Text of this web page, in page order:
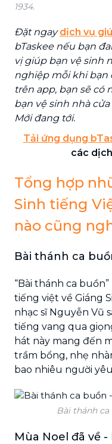
1934.
Đặt ngaydịch vụ
bTaskee nếu bạn
vị giúp bạn vệ sinh
nghiệp mỗi khi bạn
trên app, bạn sẽ có
bạn vệ sinh nhà
Mới đang tới.
Tải ứng dụng
các
Tổng hợp
Sinh tiếng
nào cũng
Bài thánh ca
“Bài thánh ca
tiếng việt về Giáng
nhạc sĩ Nguyễn Vũ
tiếng vang qua
hát này mang đến
trầm bổng, nhẹ
bao nhiêu người
Bài thánh
Mùa Noel đã về